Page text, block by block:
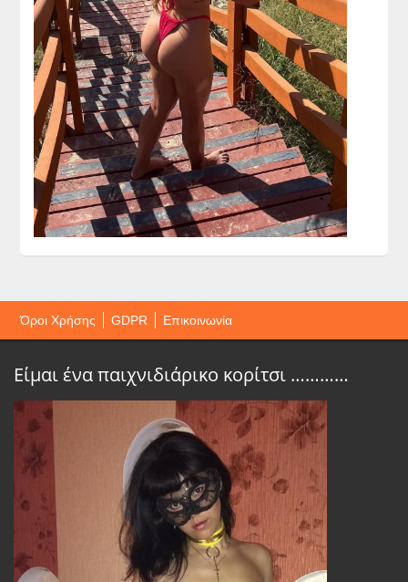
Όροι Χρήσης GDPR Επικοινωνία
Είμαι ένα παιχνιδιάρικο κορίτσι …………